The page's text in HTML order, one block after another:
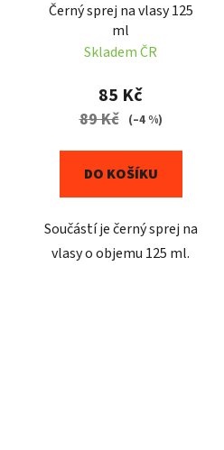
Černý sprej na vlasy 125
ml
Skladem ČR
85 Kč
89 Kč (–4 %)
DO KOŠÍKU
Součástí je černý sprej na
vlasy o objemu 125 ml.